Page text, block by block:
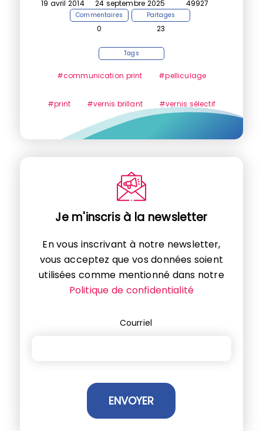
19 avril 2014 24 septembre 2025 49927
Commentaires
0
Partages
23
Tags
#communication print #pelliculage
#print #vernis brillant #vernis sélectif
Je m'inscris à la newsletter
En vous inscrivant à notre newsletter,
vous acceptez que vos données soient
utilisées comme mentionné dans notre
Politique de confidentialité
Courriel